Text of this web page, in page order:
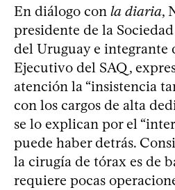
En diálogo con la diaria,
presidente de la
del Uruguay e integrante
Ejecutivo del SAQ,
atención la “insistencia
con los cargos de alta
se lo explican por el
puede haber detrás.
la cirugía de tórax es de
requiere pocas